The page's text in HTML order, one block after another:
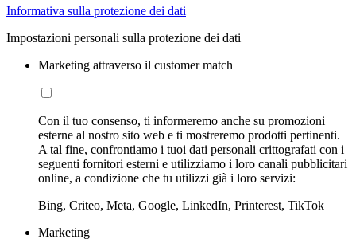
Informativa sulla protezione dei dati
Impostazioni personali sulla protezione dei dati
Marketing attraverso il customer match
Con il tuo consenso, ti informeremo anche su promozioni
esterne al nostro sito web e ti mostreremo prodotti pertinenti.
A tal fine, confrontiamo i tuoi dati personali crittografati con i
seguenti fornitori esterni e utilizziamo i loro canali pubblicitari
online, a condizione che tu utilizzi già i loro servizi:
Bing, Criteo, Meta, Google, LinkedIn, Printerest, TikTok
Marketing